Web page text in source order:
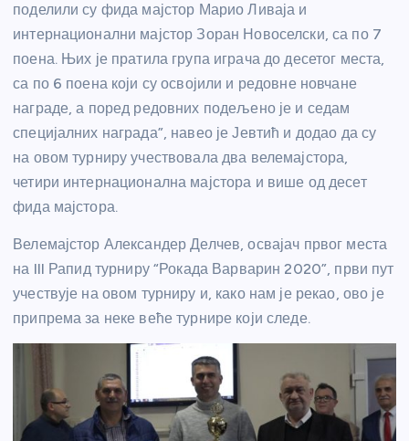
поделили су фида мајстор Марио Ливаја и
интернационални мајстор Зоран Новоселски, са по 7
поена. Њих је пратила група играча до десетог места,
са по 6 поена који су освојили и редовне новчане
награде, а поред редовних подељено је и седам
специјалних награда”, навео је Јевтић и додао да су
на овом турниру учествовала два велемајстора,
четири интернационална мајстора и више од десет
фида мајстора.
Велемајстор Александер Делчев, освајач првог места
на III Рапид турниру “Рокада Варварин 2020”, први пут
учествује на овом турниру и, како нам је рекао, ово је
припрема за неке веће турнире који следе.